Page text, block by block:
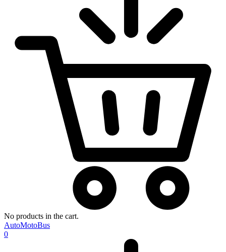
No products in the cart.
AutoMotoBus
0